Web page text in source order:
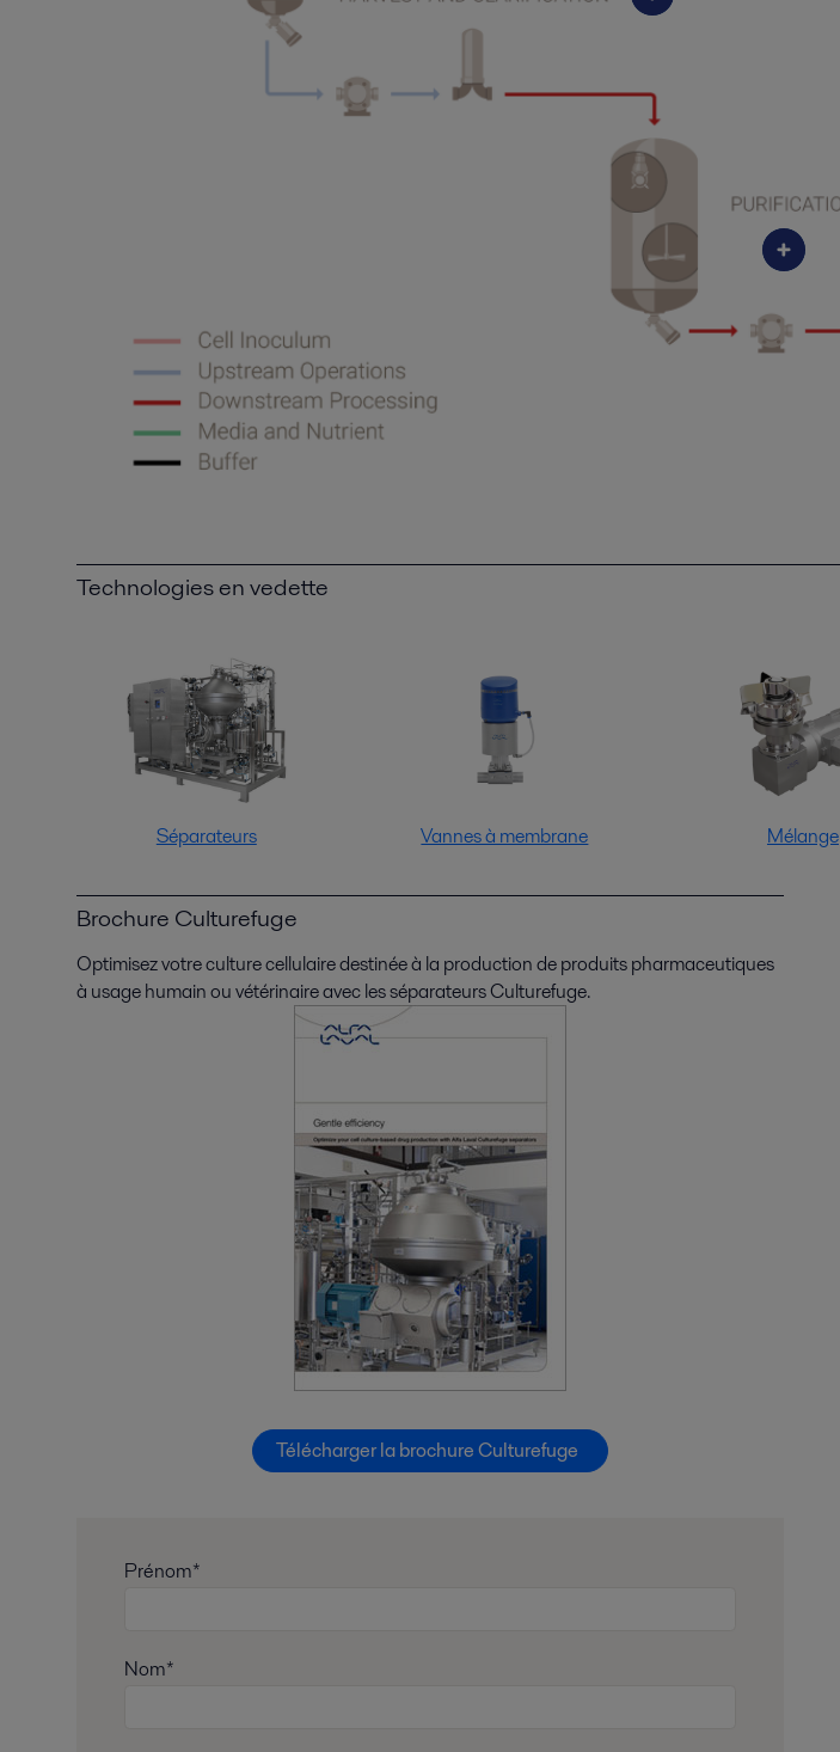
Technologies en vedette
Séparateurs Vannes à membrane Mélange
Brochure Culturefuge
Optimisez votre culture cellulaire destinée à la production de produits pharmaceutiques
à usage humain ou vétérinaire avec les séparateurs Culturefuge.
Télécharger la brochure Culturefuge
Prénom*
Nom*